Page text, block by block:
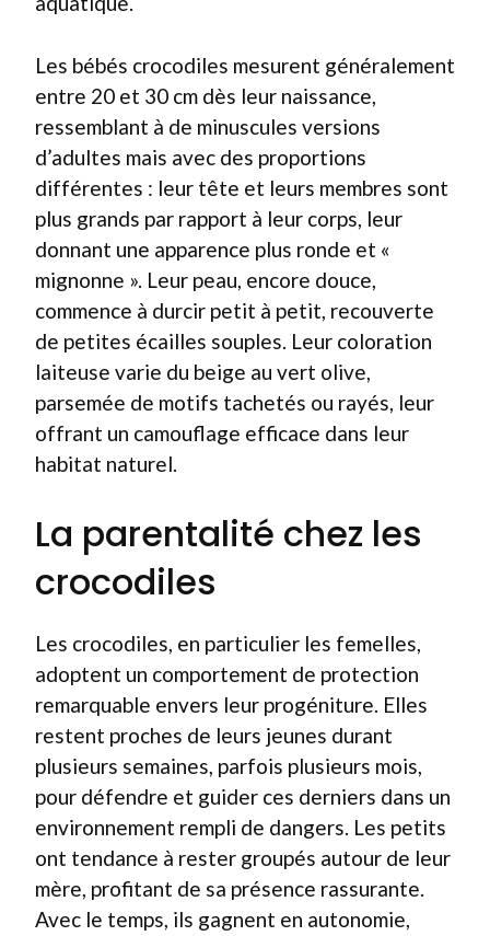
Les bébés crocodiles mesurent généralement
entre 20 et 30 cm dès leur naissance,
ressemblant à de minuscules versions
d’adultes mais avec des proportions
différentes : leur tête et leurs membres sont
plus grands par rapport à leur corps, leur
donnant une apparence plus ronde et «
mignonne ». Leur peau, encore douce,
commence à durcir petit à petit, recouverte
de petites écailles souples. Leur coloration
laiteuse varie du beige au vert olive,
parsemée de motifs tachetés ou rayés, leur
offrant un camouflage efficace dans leur
habitat naturel.
La parentalité chez les
crocodiles
Les crocodiles, en particulier les femelles,
adoptent un comportement de protection
remarquable envers leur progéniture. Elles
restent proches de leurs jeunes durant
plusieurs semaines, parfois plusieurs mois,
pour défendre et guider ces derniers dans un
environnement rempli de dangers. Les petits
ont tendance à rester groupés autour de leur
mère, profitant de sa présence rassurante.
Avec le temps, ils gagnent en autonomie,